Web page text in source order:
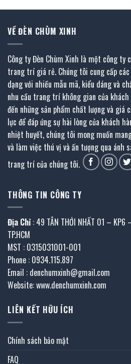
VỀ ĐÈN CHÙM XINH
Công ty Đèn Chùm Xinh là một công ty
trang trí giá rẻ. Chúng tôi cung cấp các
dạng với nhiều mẫu mã, kiểu dáng và
nhu cầu trang trí không gian của
đến những sản phẩm chất lượng và giá
lực để đáp ứng sự hài lòng của khách
nhiệt huyết, chúng tôi mong muốn
và làm việc thú vị và ấn tượng qua ánh
trang trí của chúng tôi.
THÔNG TIN CÔNG TY
Địa Chỉ : 49 TÂN THỚI NHẤT 01 – KP6
TP.HCM
MST : 0315031001-001
Phone : 0934.115.897
Email : denchumxinh@gmail.com
Website: www.denchumxinh.com
LIÊN KẾT HỮU ÍCH
Chính sách bảo mật
FAQ